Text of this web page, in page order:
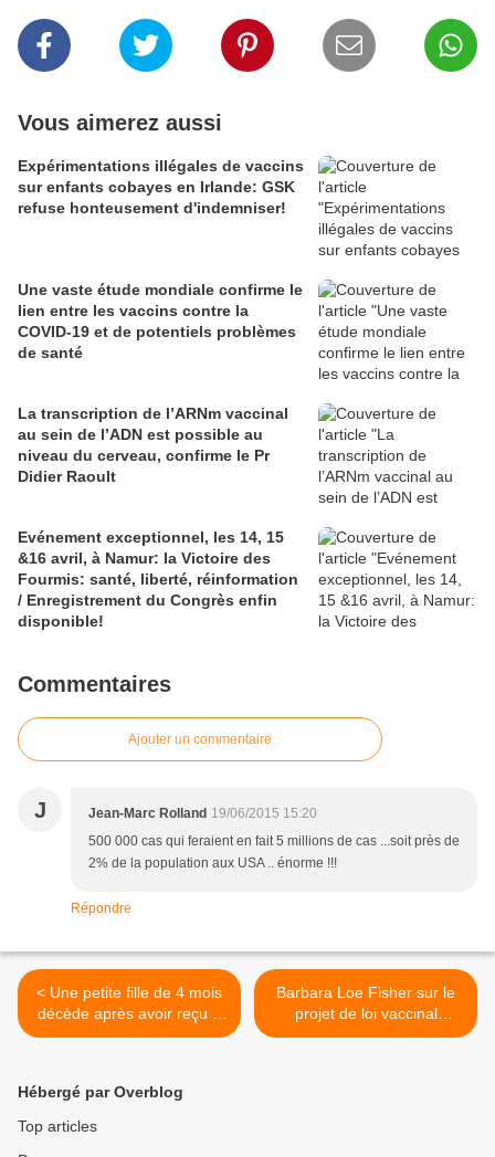
Vous aimerez aussi
Expérimentations illégales de vaccins
sur enfants cobayes en Irlande: GSK
refuse honteusement d'indemniser!
Une vaste étude mondiale confirme le
lien entre les vaccins contre la
COVID-19 et de potentiels problèmes
de santé
La transcription de l’ARNm vaccinal
au sein de l’ADN est possible au
niveau du cerveau, confirme le Pr
Didier Raoult
Evénement exceptionnel, les 14, 15
&16 avril, à Namur: la Victoire des
Fourmis: santé, liberté, réinformation
/ Enregistrement du Congrès enfin
disponible!
Commentaires
Ajouter un commentaire
J Jean-Marc Rolland 19/06/2015 15:20
500 000 cas qui feraient en fait 5 millions de cas ...soit près de
2% de la population aux USA .. énorme !!!
Répondre
< Une petite fille de 4 mois
décède après avoir reçu 7
vaccins
Barbara Loe Fisher sur le
projet de loi vaccinal
californien: "Nous ne
Hébergé par Overblog
Top articles